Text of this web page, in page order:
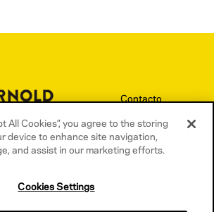
Contacto
Términos y condiciones
Política de privacidad
All Cookies”, you agree to the storing
device to enhance site navigation,
and assist in our marketing efforts.
Cookies Settings